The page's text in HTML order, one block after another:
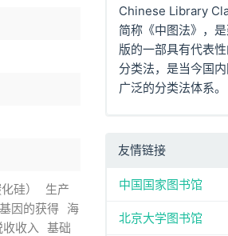
硅）
生产
因的获得 海
收收入 基础
Chinese Library
简称《中图法》，
版的一部具有代表
分类法，是当今国
广泛的分类法体系。
友情链接
中国国家图书馆
北京大学图书馆